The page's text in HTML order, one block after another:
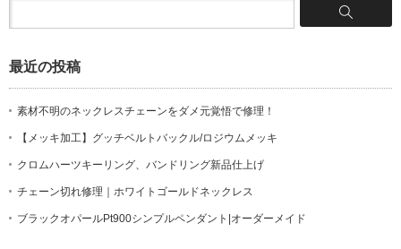
最近の投稿
素材不明のネックレスチェーンをダメ元覚悟で修理！
【メッキ加工】グッチベルトバックル/ロジウムメッキ
クロムハーツキーリング、バンドリング新品仕上げ
チェーン切れ修理｜ホワイトゴールドネックレス
ブラックオパールPt900シンプルペンダント|オーダーメイド